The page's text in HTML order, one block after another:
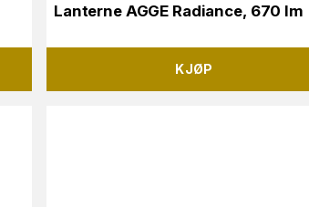
Lanterne AGGE Radiance, 670 lm
KJØP